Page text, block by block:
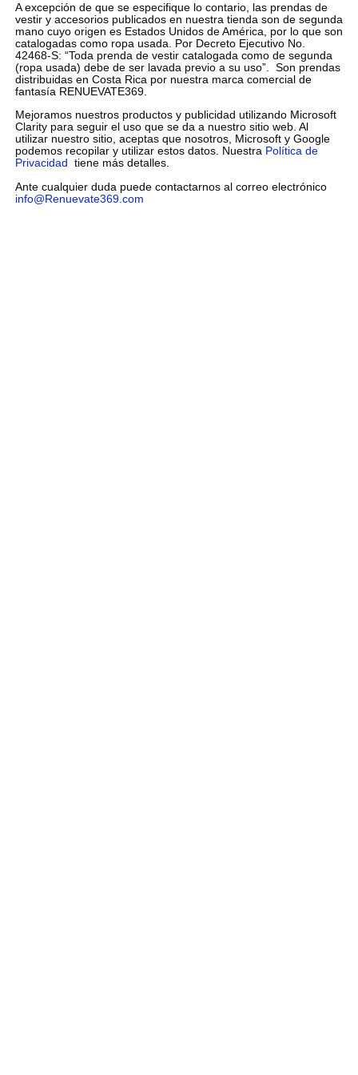
A excepción de que se especifique lo contario, las prendas de
vestir y accesorios publicados en nuestra tienda son de segunda
mano cuyo origen es Estados Unidos de América, por lo que son
catalogadas como ropa usada. Por Decreto Ejecutivo No.
42468-S: “Toda prenda de vestir catalogada como de segunda
(ropa usada) debe de ser lavada previo a su uso”. Son prendas
distribuidas en Costa Rica por nuestra marca comercial de
fantasía RENUEVATE369.
Mejoramos nuestros productos y publicidad utilizando Microsoft
Clarity para seguir el uso que se da a nuestro sitio web. Al
utilizar nuestro sitio, aceptas que nosotros, Microsoft y Google
podemos recopilar y utilizar estos datos. Nuestra Política de
Privacidad tiene más detalles.
Ante cualquier duda puede contactarnos al correo electrónico
info@Renuevate369.com